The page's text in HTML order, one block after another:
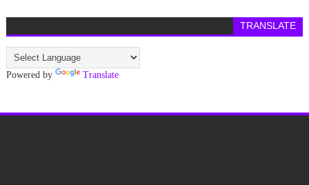
TRANSLATE
Powered by Translate